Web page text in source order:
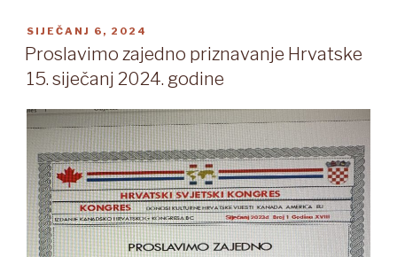
OBJAVLJENO
SIJEČANJ 6, 2024
Proslavimo zajedno priznavanje Hrvatske
15. siječanj 2024. godine